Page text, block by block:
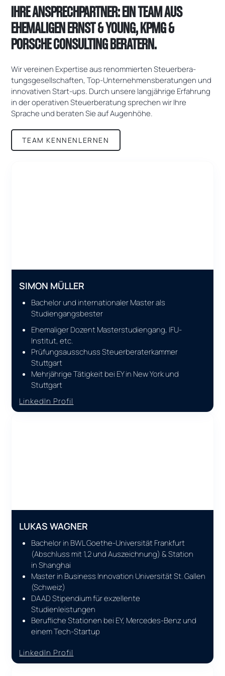
IHRE ANSPRECHPARTNER: EIN TEAM AUS
EHEMALIGEN ERNST & YOUNG, KPMG &
PORSCHE CONSULTING BERATERN.
Wir vereinen Expertise aus renommierten Steuer­be­ra­
tungs­­gesellschaften, Top-Unternehmensberatungen und
innovativen Start-ups. Durch unsere lang­jährige Erfahr­ung
in der opera­tiven Steuer­­beratung sprechen wir Ihre
Sprache und beraten Sie auf Augenhöhe.
TEAM KENNENLERNEN
SIMON MÜLLER
Bachelor und internationaler Master als
Studiengangsbester
Ehemaliger Dozent Masterstudiengang, IFU-
Institut, etc.
Prüfungsausschuss Steuerberaterkammer
Stuttgart
Mehrjährige Tätigkeit bei EY in New York und
Stuttgart
LinkedIn Profil
LUKAS WAGNER
Bachelor in BWL Goethe-Universität Frankfurt
(Abschluss mit 1,2 und Auszeichnung) & Station
in Shanghai
Master in Business Innovation Universität St. Gallen
(Schweiz)
DAAD Stipendium für exzellente
Studienleistungen
Berufliche Stationen bei EY, Mercedes-Benz und
einem Tech-Startup
LinkedIn Profil